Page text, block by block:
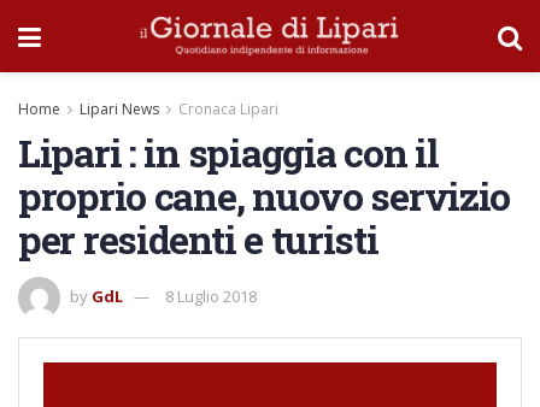
Home Lipari News Cronaca Lipari
Lipari : in spiaggia con il
proprio cane, nuovo servizio
per residenti e turisti
by GdL 8 Luglio 2018